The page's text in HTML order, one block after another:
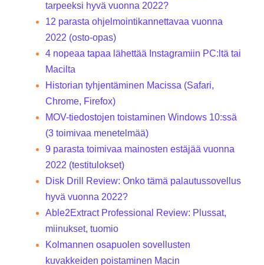
tarpeeksi hyvä vuonna 2022?
12 parasta ohjelmointikannettavaa vuonna
2022 (osto-opas)
4 nopeaa tapaa lähettää Instagramiin PC:ltä tai
Macilta
Historian tyhjentäminen Macissa (Safari,
Chrome, Firefox)
MOV-tiedostojen toistaminen Windows 10:ssä
(3 toimivaa menetelmää)
9 parasta toimivaa mainosten estäjää vuonna
2022 (testitulokset)
Disk Drill Review: Onko tämä palautussovellus
hyvä vuonna 2022?
Able2Extract Professional Review: Plussat,
miinukset, tuomio
Kolmannen osapuolen sovellusten
kuvakkeiden poistaminen Macin